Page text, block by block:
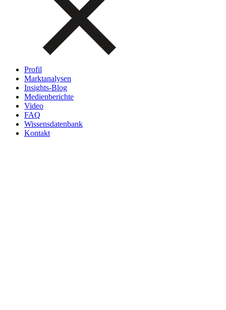
Profil
Marktanalysen
Insights-Blog
Medienberichte
Video
FAQ
Wissensdatenbank
Kontakt